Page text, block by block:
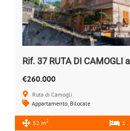
€260.000
Ruta di Camogli
Appartamento Bilocale
52 m2 1